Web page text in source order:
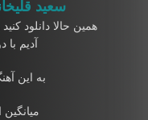
سعید
همین حالا دانلود
آدیم با دو
به این
میانگین امتیاز ۵ /